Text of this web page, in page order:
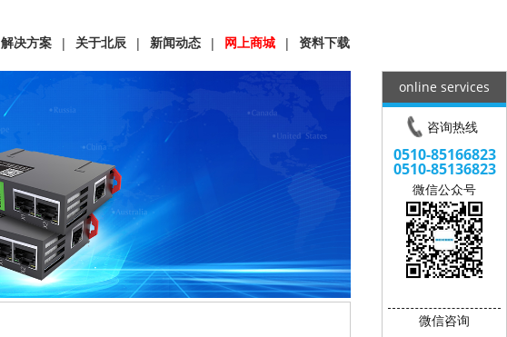
解决方案 | 关于北辰 | 新闻动态 | 网上商城 | 资料下载
online services
咨询热线
0510-85166823
0510-85136823
微信公众号
微信咨询